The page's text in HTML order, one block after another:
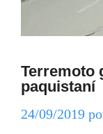
Terremoto
paquistaní
24/09/2019